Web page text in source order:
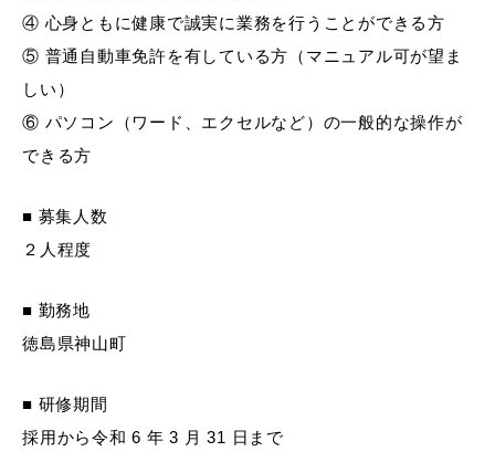
④ 心身ともに健康で誠実に業務を行うことができる方
⑤ 普通自動車免許を有している方（マニュアル可が望ま
しい）
⑥ パソコン（ワード、エクセルなど）の一般的な操作が
できる方
■ 募集人数
２人程度
■ 勤務地
徳島県神山町
■ 研修期間
採用から令和 6 年 3 月 31 日まで